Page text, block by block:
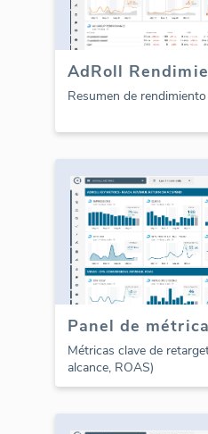
Resumen de
Panel de
Métricas clave de
alcance, ROAS)